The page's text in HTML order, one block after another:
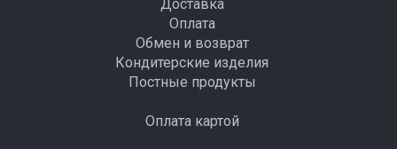
Доставка
Оплата
Обмен и возврат
Кондитерские изделия
Постные продукты
Оплата картой